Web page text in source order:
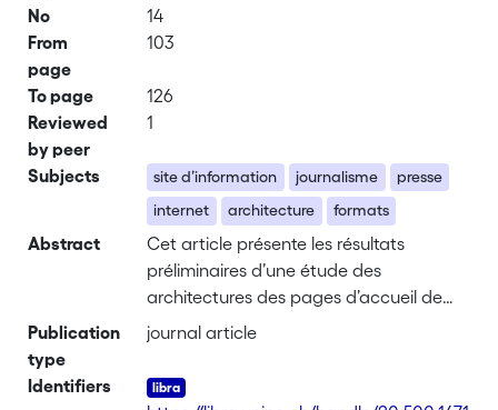
No
14
From
page
103
To page
126
Reviewed
by peer
1
Subjects site d’information journalisme
presse
internet
architecture formats
Abstract
Cet article présente les résultats
préliminaires d’une étude des
architectures des pages d’accueil de
douze sites d’information français.
des différents items constituant les
pages d’accueil ainsi que leur
Publication
type
journal article
Identifiers